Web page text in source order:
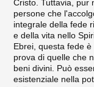
Cristo. Tuttavia, pur
persone che
integrale della fede
e della vita nello
Ebrei, questa fede
prova di quelle che
beni divini. Può
esistenziale nella